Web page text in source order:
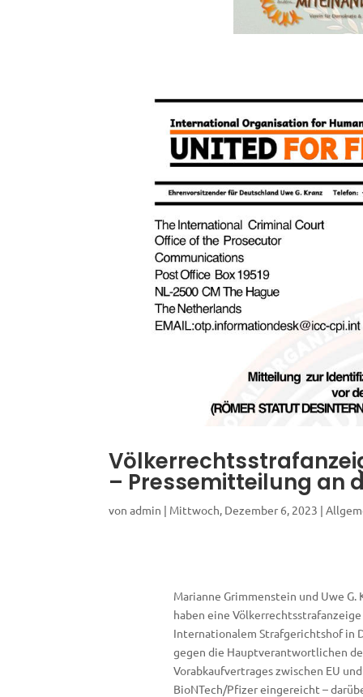
– Pressemitteilung an
vonadmin | Mittwoch, Dezember 6, 2023 |
Marianne Grimmenstein und Uwe G.
haben eine
Internationalem Strafgerichtshof in
gegen die Hauptverantwortlichen
Vorabkaufvertrages zwischen EU und
BioNTech/Pfizer eingereicht –